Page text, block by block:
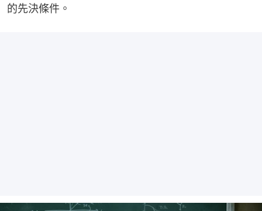
的先決條件。